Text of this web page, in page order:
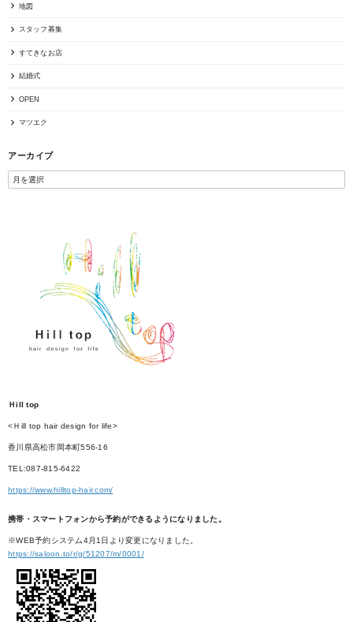
地図
スタッフ募集
すてきなお店
結婚式
OPEN
マツエク
アーカイブ
Ｈill top
<Ｈill top hair design for life>
香川県高松市岡本町556-16
TEL:087-815-6422
https://www.hilltop-hair.com/
携帯・スマートフォンから予約ができるようになりました。
※WEB予約システム4月1日より変更になりました。
https://saloon.to/r/g/51207/m/0001/